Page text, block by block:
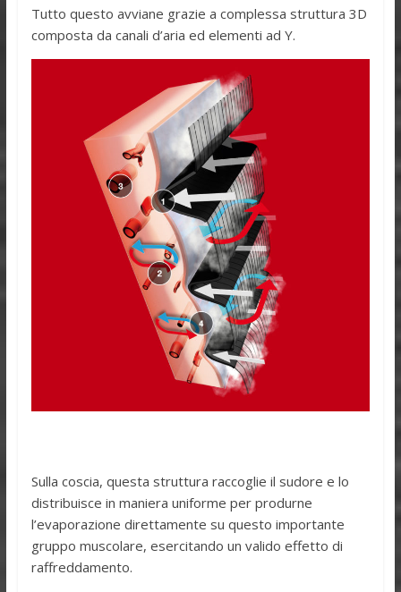
Tutto questo avviane grazie a complessa struttura 3D
composta da canali d’aria ed elementi ad Y.
Sulla coscia, questa struttura raccoglie il sudore e lo
distribuisce in maniera uniforme per produrne
l’evaporazione direttamente su questo importante
gruppo muscolare, esercitando un valido effetto di
raffreddamento.